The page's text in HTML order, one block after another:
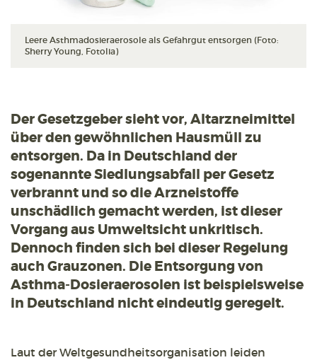
Leere Asthmadosieraerosole als Gefahrgut entsorgen (Foto:
Sherry Young, Fotolia)
Der Gesetzgeber sieht vor, Altarzneimittel
über den gewöhnlichen Hausmüll zu
entsorgen. Da in Deutschland der
sogenannte Siedlungsabfall per Gesetz
verbrannt und so die Arzneistoffe
unschädlich gemacht werden, ist dieser
Vorgang aus Umweltsicht unkritisch.
Dennoch finden sich bei dieser Regelung
auch Grauzonen. Die Entsorgung von
Asthma-Dosieraerosolen ist beispielsweise
in Deutschland nicht eindeutig geregelt.
Laut der Weltgesundheitsorganisation leiden